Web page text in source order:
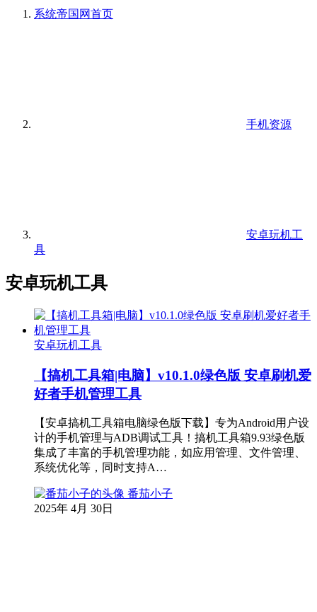
系统帝国网首页
手机资源
安卓玩机工
具
安卓玩机工具
安卓玩机工具
【搞机工具箱|电脑】v10.1.0绿色版 安卓刷机爱
好者手机管理工具
【安卓搞机工具箱电脑绿色版下载】专为Android用户设
计的手机管理与ADB调试工具！搞机工具箱9.93绿色版
集成了丰富的手机管理功能，如应用管理、文件管理、
系统优化等，同时支持A…
番茄小子
2025年 4月 30日